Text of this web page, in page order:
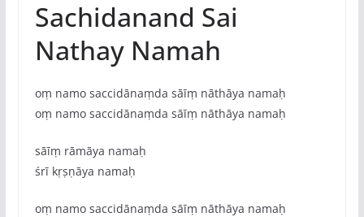
Sachidanand Sai
Nathay Namah
oṃ namo saccidānaṃda sāīṃ nāthāya namaḥ
oṃ namo saccidānaṃda sāīṃ nāthāya namaḥ
sāīṃ rāmāya namaḥ
śrī kṛṣṇāya namaḥ
oṃ namo saccidānaṃda sāīṃ nāthāya namaḥ